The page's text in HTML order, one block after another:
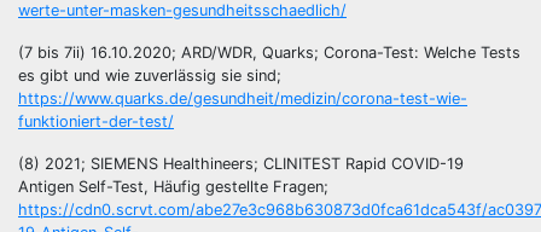
werte-unter-masken-gesundheitsschaedlich/
(7 bis 7ii) 16.10.2020; ARD/WDR, Quarks; Corona-Test: Welche Tests
es gibt und wie zuverlässig sie sind;
https://www.quarks.de/gesundheit/medizin/corona-test-wie-
funktioniert-der-test/
(8) 2021; SIEMENS Healthineers; CLINITEST Rapid COVID-19
Antigen Self-Test, Häufig gestellte Fragen;
https://cdn0.scrvt.com/abe27e3c968b630873d0fca61dca543f/